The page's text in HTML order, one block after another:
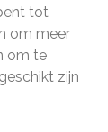
tot
om meer
om te
zijn